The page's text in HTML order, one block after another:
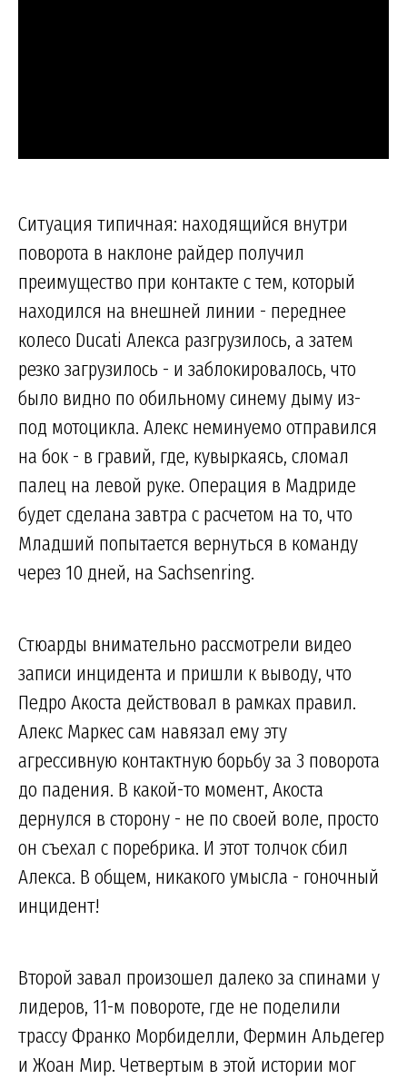
Ситуация типичная: находящийся внутри
поворота в наклоне райдер получил
преимущество при контакте с тем, который
находился на внешней линии - переднее
колесо Ducati Алекса разгрузилось, а затем
резко загрузилось - и заблокировалось, что
было видно по обильному синему дыму из-
под мотоцикла. Алекс неминуемо отправился
на бок - в гравий, где, кувыркаясь, сломал
палец на левой руке. Операция в Мадриде
будет сделана завтра с расчетом на то, что
Младший попытается вернуться в команду
через 10 дней, на Sachsenring.
Стюарды внимательно рассмотрели видео
записи инцидента и пришли к выводу, что
Педро Акоста действовал в рамках правил.
Алекс Маркес сам навязал ему эту
агрессивную контактную борьбу за 3 поворота
до падения. В какой-то момент, Акоста
дернулся в сторону - не по своей воле, просто
он съехал с поребрика. И этот толчок сбил
Алекса. В общем, никакого умысла - гоночный
инцидент!
Второй завал произошел далеко за спинами у
лидеров, 11-м повороте, где не поделили
трассу Франко Морбиделли, Фермин Альдегер
и Жоан Мир. Четвертым в этой истории мог